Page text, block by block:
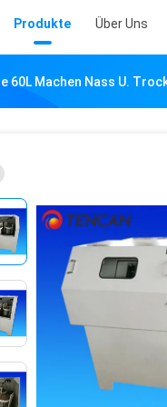
Produkte Über Uns
60L Machen Nass U.